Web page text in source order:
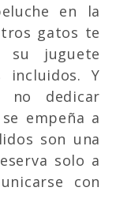
en la
gatos te
juguete
incluidos. Y
dedicar
empeña a
son una
solo a
con